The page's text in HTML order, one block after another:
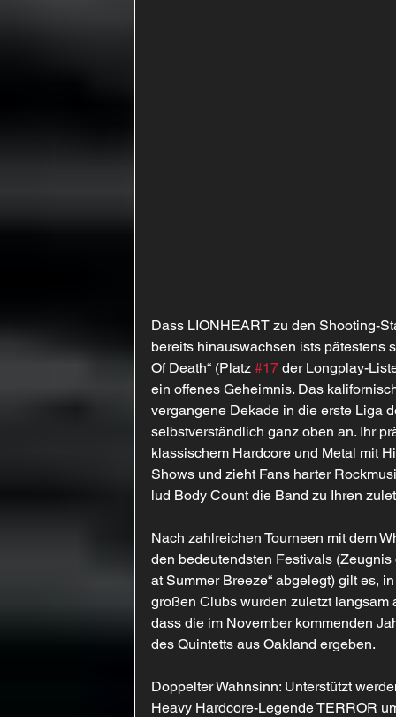
Dass LIONHEART zu den Shooting-
bereits hinauswachsen ists pätestens
Of Death“ (Platz #17 der Longplay-
ein offenes Geheimnis. Das
vergangene Dekade in die erste Liga
selbstverständlich ganz oben an. Ihr
klassischem Hardcore und Metal mit
Shows und zieht Fans harter
lud Body Count die Band zu Ihren
Nach zahlreichen Tourneen mit dem
den bedeutendsten Festivals
at Summer Breeze“ abgelegt) gilt es,
großen Clubs wurden zuletzt
dass die im November kommenden
des Quintetts aus Oakland ergeben.
Doppelter Wahnsinn: Unterstützt
Heavy Hardcore-Legende TERROR